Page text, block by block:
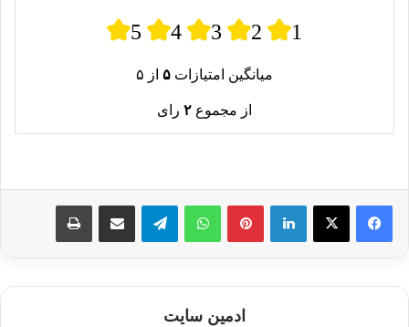
5 4 3 2 1
میانگین امتیازات ۵ از ۵
از مجموع ۲ رای
لینکدین پینترستواتس آپ تلگرام اشتراک گذاری از طریق ایمیل چاپ
ادمین سایت